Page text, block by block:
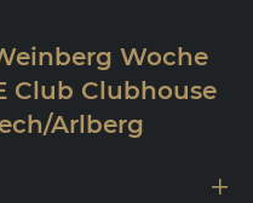
Woche
Club Clubhouse
Arlberg